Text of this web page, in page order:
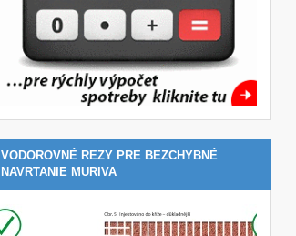
VODOROVNÉ REZY PRE BEZCHYBNÉ
NAVRTANIE MURIVA